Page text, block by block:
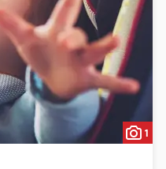
1